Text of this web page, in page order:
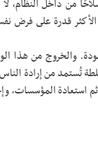
من داخل النظام،
قدرة على فرض
والخروج من هذا
تُستمد من إرادة
ثم استعادة المؤسسات،